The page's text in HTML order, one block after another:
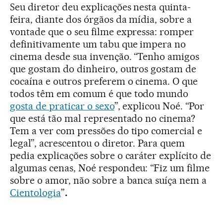
Seu diretor deu explicações nesta quinta-
feira, diante dos órgãos da mídia, sobre a
vontade que o seu filme expressa: romper
definitivamente um tabu que impera no
cinema desde sua invenção. “Tenho amigos
que gostam do dinheiro, outros gostam de
cocaína e outros preferem o cinema. O que
todos têm em comum é que todo mundo
gosta de praticar o sexo”, explicou Noé. “Por
que está tão mal representado no cinema?
Tem a ver com pressões do tipo comercial e
legal”, acrescentou o diretor. Para quem
pedia explicações sobre o caráter explícito de
algumas cenas, Noé respondeu: “Fiz um filme
sobre o amor, não sobre a banca suíça nem a
Cientologia”.